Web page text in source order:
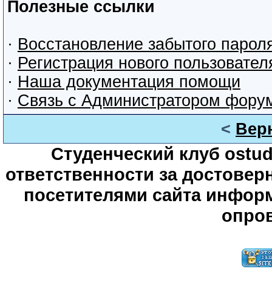
Полезные ссылки
· Восстановление забытого
· Регистрация нового
· Наша документация помощи
· Связь с Администратором
<
Студенческий клуб
ответственности за
посетителями сайта